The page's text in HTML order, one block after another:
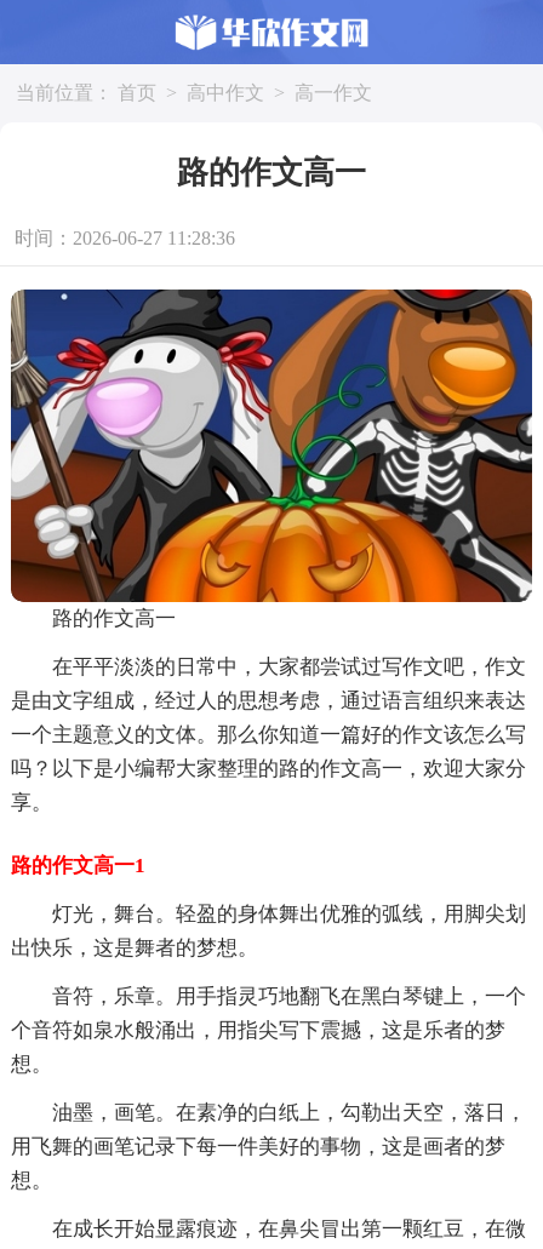
当前位置： 首页 > 高中作文 > 高一作文
路的作文高一
时间：2026-06-27 11:28:36
路的作文高一
在平平淡淡的日常中，大家都尝试过写作文吧，作文
是由文字组成，经过人的思想考虑，通过语言组织来表达
一个主题意义的文体。那么你知道一篇好的作文该怎么写
吗？以下是小编帮大家整理的路的作文高一，欢迎大家分
享。
路的作文高一1
灯光，舞台。轻盈的身体舞出优雅的弧线，用脚尖划
出快乐，这是舞者的梦想。
音符，乐章。用手指灵巧地翻飞在黑白琴键上，一个
个音符如泉水般涌出，用指尖写下震撼，这是乐者的梦
想。
油墨，画笔。在素净的白纸上，勾勒出天空，落日，
用飞舞的画笔记录下每一件美好的事物，这是画者的梦
想。
在成长开始显露痕迹，在鼻尖冒出第一颗红豆，在微